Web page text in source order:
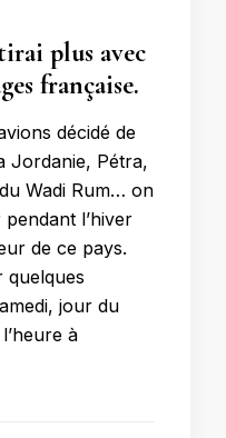
plus avec
française.
décidé de
Jordanie, Pétra,
Wadi Rum… on
l’hiver
de ce pays.
quelques
jour du
à